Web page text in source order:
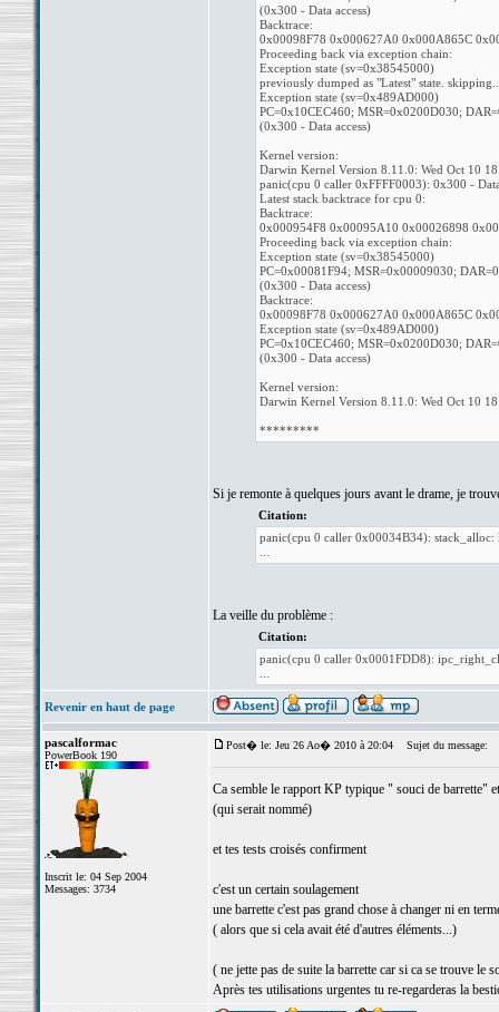
(0x300 - Data access)
Backtrace:
0x00098F78 0x000627A0 0x000A865C
Proceeding back via exception chain:
Exception state (sv=0x38545000)
previously dumped as "Latest" state.
Exception state (sv=0x489AD000)
PC=0x10CEC460; MSR=0x0200D030;
(0x300 - Data access)
Kernel version:
Darwin Kernel Version 8.11.0: Wed Oct 10
panic(cpu 0 caller 0xFFFF0003): 0x300 -
Latest stack backtrace for cpu 0:
Backtrace:
0x000954F8 0x00095A10 0x00026898
Proceeding back via exception chain:
Exception state (sv=0x38545000)
PC=0x00081F94; MSR=0x00009030;
(0x300 - Data access)
Backtrace:
0x00098F78 0x000627A0 0x000A865C
Exception state (sv=0x489AD000)
PC=0x10CEC460; MSR=0x0200D030;
(0x300 - Data access)
Kernel version:
Darwin Kernel Version 8.11.0: Wed Oct 10
*********
Si je remonte à quelques jours avant le drame, je
Citation:
panic(cpu 0 caller 0x00034B34): stack_alloc:
La veille du problème :
Citation:
panic(cpu 0 caller 0x0001FDD8):
Revenir en haut de page
pascalformac
PowerBook 190
Inscrit le: 04 Sep 2004
Messages: 3734
Post� le: Jeu 26 Ao� 2010 à 20:04 Sujet du message:
Ca semble le rapport KP typique " souci de barrette"
(qui serait nommé)
et tes tests croisés confirment
c'est un certain soulagement
une barrette c'est pas grand chose à changer ni en
( alors que si cela avait été d'autres éléments...)
( ne jette pas de suite la barrette car si ca se trouve le
Après tes utilisations urgentes tu re-regarderas la